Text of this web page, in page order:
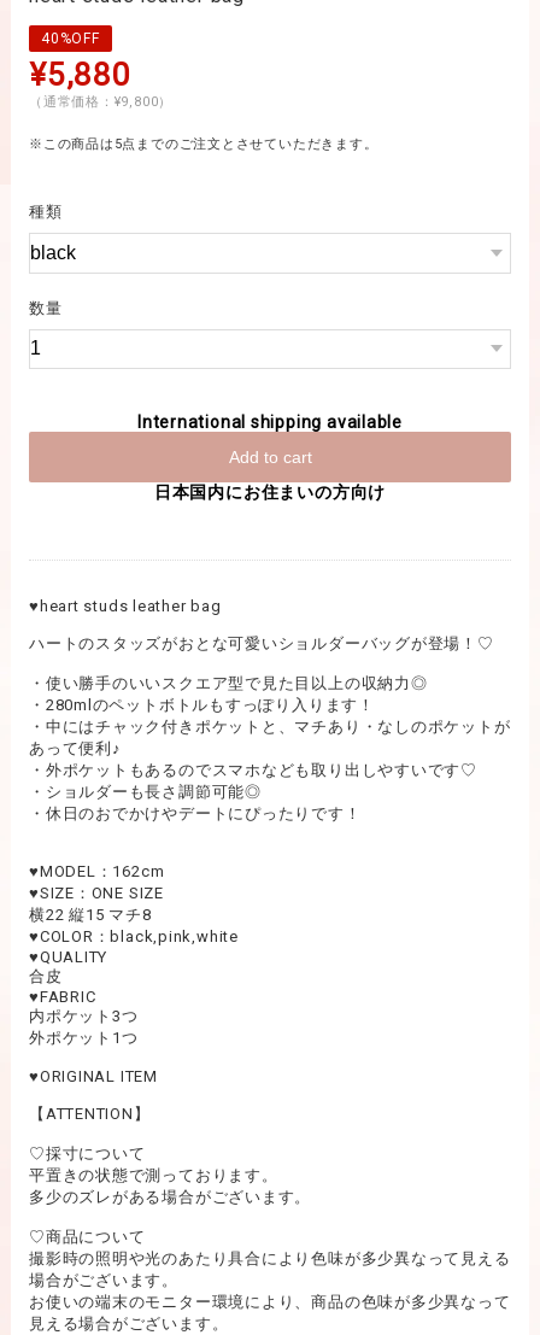
40%OFF
¥5,880
（通常価格：¥9,800）
※この商品は5点までのご注文とさせていただきます。
種類
数量
International shipping available
Add to cart
日本国内にお住まいの方向け
♥︎heart studs leather bag
ハートのスタッズがおとな可愛いショルダーバッグが登場！♡
・使い勝手のいいスクエア型で見た目以上の収納力◎
・280mlのペットボトルもすっぽり入ります！
・中にはチャック付きポケットと、マチあり・なしのポケットが
あって便利♪
・外ポケットもあるのでスマホなども取り出しやすいです♡
・ショルダーも長さ調節可能◎
・休日のおでかけやデートにぴったりです！
♥︎MODEL：162cm
♥︎SIZE：ONE SIZE
横22 縦15 マチ8
♥︎COLOR：black,pink,white
♥︎QUALITY
合皮
♥︎FABRIC
内ポケット3つ
外ポケット1つ
♥︎ORIGINAL ITEM
【ATTENTION】
♡採寸について
平置きの状態で測っております。
多少のズレがある場合がございます。
♡商品について
撮影時の照明や光のあたり具合により色味が多少異なって見える
場合がございます。
お使いの端末のモニター環境により、商品の色味が多少異なって
見える場合がございます。